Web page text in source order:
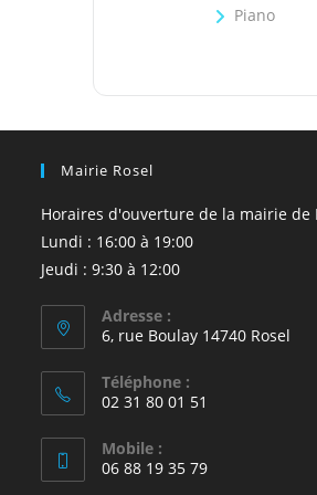
Piano
Mairie Rosel
Horaires d'ouverture de la mairie de
Lundi : 16:00 à 19:00
Jeudi : 9:30 à 12:00
Adresse :
6, rue Boulay 14740 Rosel
Téléphone :
02 31 80 01 51
Mobile :
06 88 19 35 79